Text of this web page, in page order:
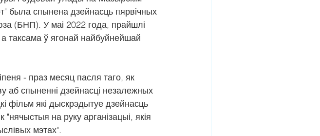
была спынена дзейнасць пярвічных
(БНП). У маі 2022 года, прайшлі
таксама ў ягонай найбуйнейшай
- праз месяц пасля таго, як
аб спыненні дзейнасці незалежных
фільм які дыскрэдытуе дзейнасць
на руку арганізацыі, якія
мэтах".